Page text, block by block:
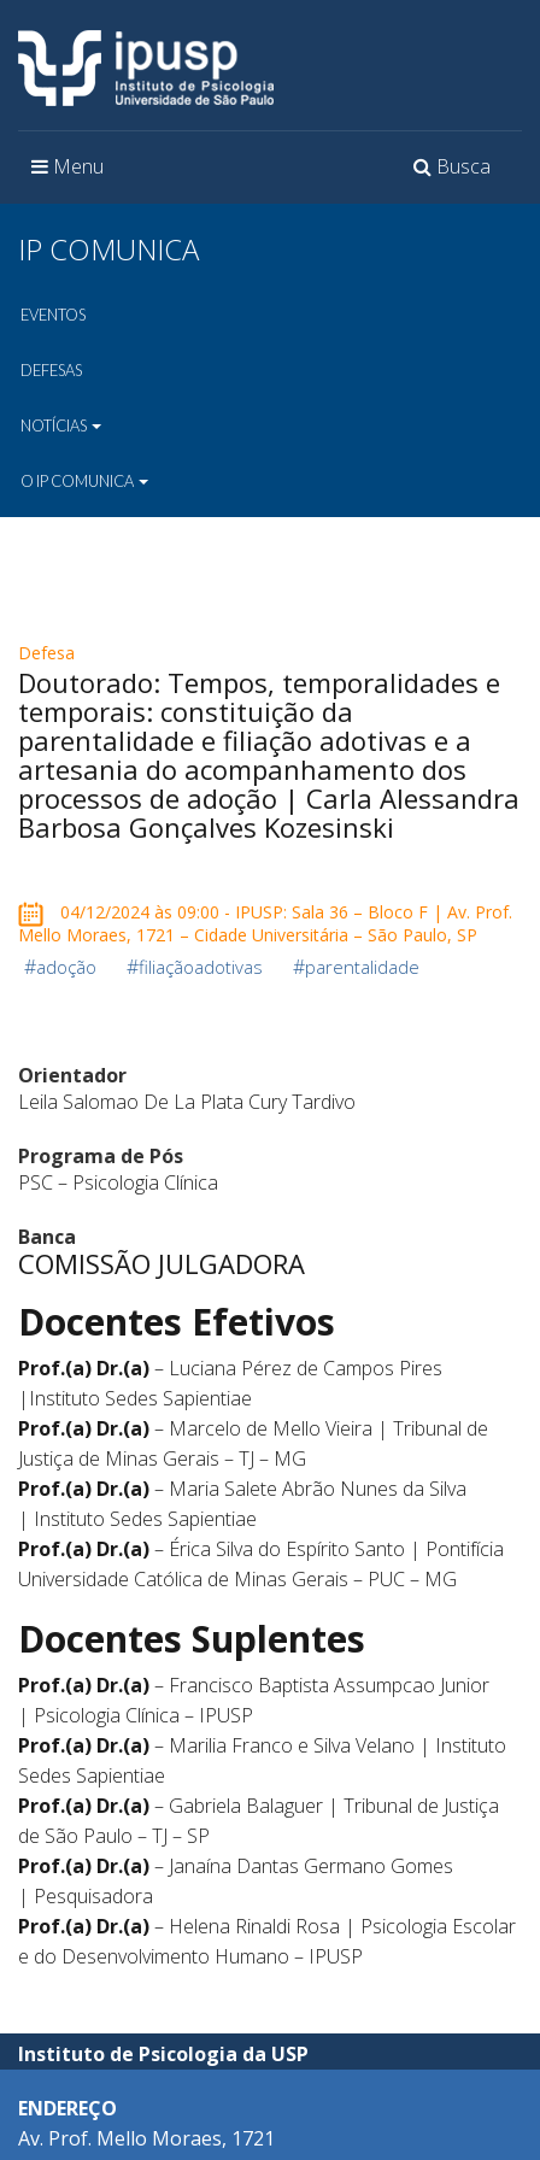
Toggle
Busca
Toggle
Menu
IP COMUNICA
EVENTOS
DEFESAS
NOTÍCIAS
O IP COMUNICA
Defesa
Doutorado: Tempos, temporalidades e
temporais: constituição da
parentalidade e filiação adotivas e a
artesania do acompanhamento dos
processos de adoção | Carla Alessandra
Barbosa Gonçalves Kozesinski
04/12/2024 às 09:00 - IPUSP: Sala 36 – Bloco F | Av. Prof.
Mello Moraes, 1721 – Cidade Universitária – São Paulo, SP
#adoção #filiaçãoadotivas #parentalidade
Orientador
Leila Salomao De La Plata Cury Tardivo
Programa de Pós
PSC – Psicologia Clínica
Banca
COMISSÃO JULGADORA
Docentes Efetivos
Prof.(a) Dr.(a)– Luciana Pérez de Campos Pires
|Instituto Sedes Sapientiae
Prof.(a) Dr.(a)– Marcelo de Mello Vieira | Tribunal de
Justiça de Minas Gerais – TJ – MG
Prof.(a) Dr.(a)– Maria Salete Abrão Nunes da Silva
| Instituto Sedes Sapientiae
Prof.(a) Dr.(a)– Érica Silva do Espírito Santo | Pontifícia
Universidade Católica de Minas Gerais – PUC – MG
Docentes Suplentes
Prof.(a) Dr.(a)– Francisco Baptista Assumpcao Junior
| Psicologia Clínica – IPUSP
Prof.(a) Dr.(a)– Marilia Franco e Silva Velano | Instituto
Sedes Sapientiae
Prof.(a) Dr.(a)– Gabriela Balaguer | Tribunal de Justiça
de São Paulo – TJ – SP
Prof.(a) Dr.(a)– Janaína Dantas Germano Gomes
| Pesquisadora
Prof.(a) Dr.(a)– Helena Rinaldi Rosa | Psicologia Escolar
e do Desenvolvimento Humano – IPUSP
Instituto de Psicologia da USP
ENDEREÇO
Av. Prof. Mello Moraes, 1721